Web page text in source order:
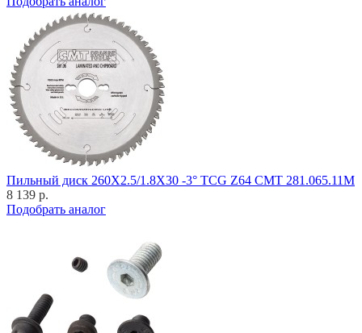
Пильный диск 260X2.5/1.8X30 -3° TCG Z64 CMT 281.065.11M
8 139 р.
Подобрать аналог